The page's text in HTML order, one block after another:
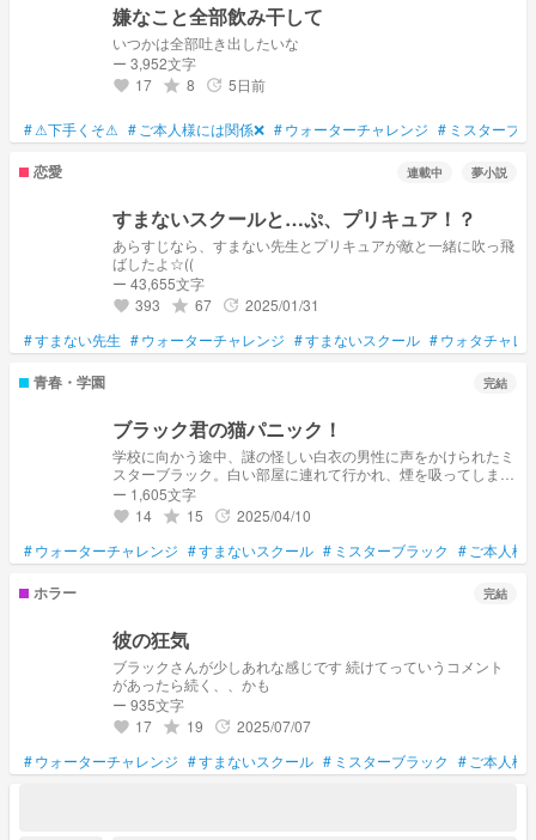
嫌なこと全部飲み干して
いつかは全部吐き出したいな
ー 3,952文字
favorite 17 grade 8 update 5日前
#⚠下手くそ⚠ # ご本人様には関係❌ #ウォーターチャレンジ # ミスターブ
恋愛 連載中 夢小説
すまないスクールと…ぷ、プリキュア！？
あらすじなら、すまない先生とプリキュアが敵と一緒に吹っ飛
ばしたよ☆((
ー 43,655文字
favorite 393 grade 67 update 2025/01/31
#すまない先生 #ウォーターチャレンジ #すまないスクール #ウォタチャレ
青春・学園 完結
ブラック君の猫パニック！
学校に向かう途中、謎の怪しい白衣の男性に声をかけられたミ
スターブラック。白い部屋に連れて行かれ、煙を吸ってしまっ
たミスターブラックの体は子猫となってしまい、、
ー 1,605文字
favorite 14 grade 15 update 2025/04/10
#ウォーターチャレンジ #すまないスクール # ミスターブラック # ご本人様
ホラー 完結
彼の狂気
ブラックさんが少しあれな感じです 続けてっていうコメント
があったら続く、、かも
ー 935文字
favorite 17 grade 19 update 2025/07/07
#ウォーターチャレンジ #すまないスクール # ミスターブラック # ご本人様